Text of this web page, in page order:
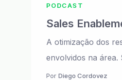
PODCAST
Sales
A otimização dos
envolvidos na área.
Por Diego Cordovez